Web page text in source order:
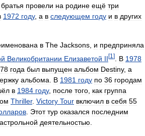
братья провели на родине ещё три
1972 году, а в следующем году и в других
в The Jacksons, и предприняла
Великобритании Елизаветой II [1 ] В 1978
года был выпущен альбом Destiny, а
альбома В 1981 году по 36 городам
в 1984 году, после того как группа
Thriller. Victory Tour включил в себя 55
Этот тур оказался последним
деятельностью